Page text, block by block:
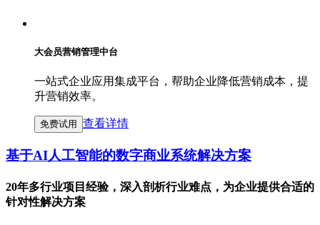
大会员营销管理中台
一站式企业应用集成平台，帮助企业降低营销成本，提
升营销效率。
免费试用 查看详情
基于AI人工智能的数字商业系统解决方案
20年多行业项目经验，深入剖析行业难点，为企业提供合适的
针对性解决方案